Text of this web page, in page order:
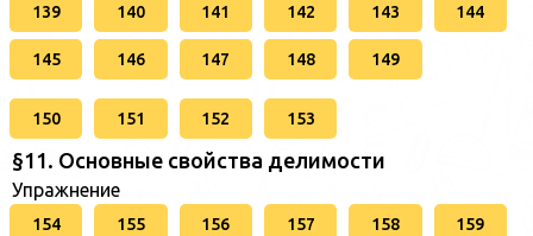
139 140 141 142 143 144
145 146 147 148 149
150 151 152 153
§11. Основные свойства делимости
Упражнение
154 155 156 157 158 159